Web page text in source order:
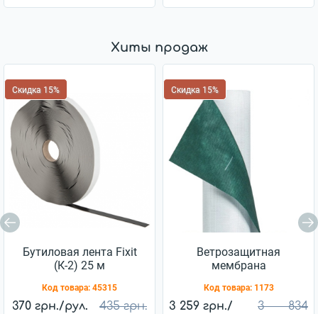
Хиты продаж
Скидка 15%
Бутиловая лента Fixit
(К-2) 25 м
Код товара: 45315
370 грн./рул. 435 грн.
Скидка 15%
Ветрозащитная
мембрана
85г/м2 (75м2)
Код товара: 1173
3 259 грн./
3 834